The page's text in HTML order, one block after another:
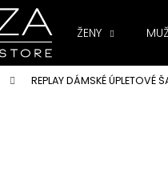
ŽENY
REPLAY DÁMSKÉ ÚPLETOVÉ